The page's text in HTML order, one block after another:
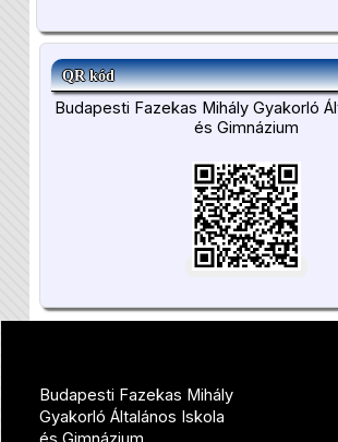
QR kód
Budapesti Fazekas Mihály Gyakorló
és Gimnázium
Budapesti Fazekas Mihály
Gyakorló Általános Iskola